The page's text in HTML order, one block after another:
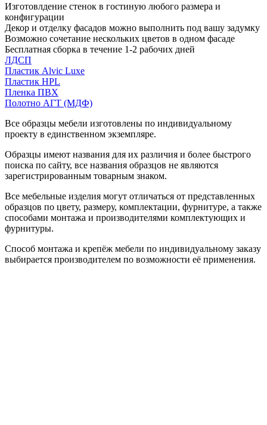
Изготовлдение стенок в гостиную любого размера и
конфигурации
Декор и отделку фасадов можно выполнить под вашу задумку
Возможно сочетание нескольких цветов в одном фасаде
Бесплатная сборка в течение 1-2 рабочих дней
ЛДСП
Пластик Alvic Luxe
Пластик HPL
Пленка ПВХ
Полотно АГТ (МДФ)
Все образцы мебели изготовлены по индивидуальному
проекту в единственном экземпляре.
Образцы имеют названия для их различия и более быстрого
поиска по сайту, все названия образцов не являются
зарегистрированным товарным знаком.
Все мебельные изделия могут отличаться от представленных
образцов по цвету, размеру, комплектации, фурнитуре, а также
способами монтажа и производителями комплектующих и
фурнитуры.
Способ монтажа и крепёж мебели по индивидуальному заказу
выбирается производителем по возможности её применения.